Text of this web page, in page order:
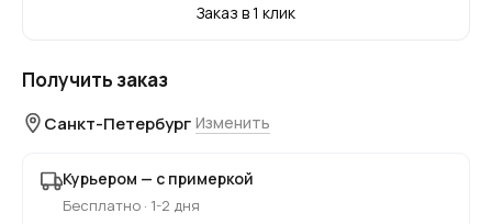
Заказ в 1 клик
Получить заказ
Санкт-Петербург Изменить
Курьером — с примеркой
Бесплатно · 1-2 дня